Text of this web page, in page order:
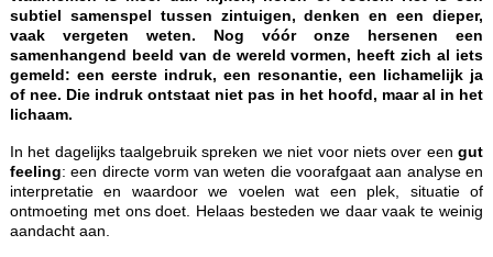
subtiel samenspel tussen zintuigen, denken en een dieper,
vaak vergeten weten. Nog vóór onze hersenen een
samenhangend beeld van de wereld vormen, heeft zich al iets
gemeld: een eerste indruk, een resonantie, een lichamelijk ja
of nee. Die indruk ontstaat niet pas in het hoofd, maar al in het
lichaam.
In het dagelijks taalgebruik spreken we niet voor niets over eengut
feeling: een directe vorm van weten die voorafgaat aan analyse en
interpretatie en waardoor we voelen wat een plek, situatie of
ontmoeting met ons doet. Helaas besteden we daar vaak te weinig
aandacht aan.